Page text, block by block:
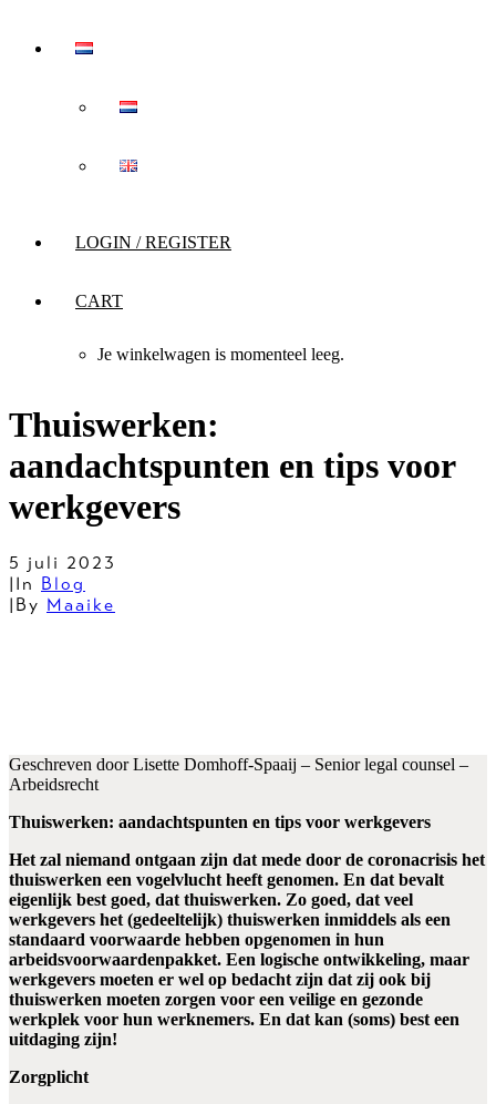
LOGIN / REGISTER
CART
Je winkelwagen is momenteel leeg.
Thuiswerken:
aandachtspunten en tips voor
werkgevers
5 juli 2023
| In Blog
| By Maaike
Geschreven door Lisette Domhoff-Spaaij – Senior legal counsel –
Arbeidsrecht
Thuiswerken: aandachtspunten en tips voor werkgevers
Het zal niemand ontgaan zijn dat mede door de coronacrisis het
thuiswerken een vogelvlucht heeft genomen. En dat bevalt
eigenlijk best goed, dat thuiswerken. Zo goed, dat veel
werkgevers het (gedeeltelijk) thuiswerken inmiddels als een
standaard voorwaarde hebben opgenomen in hun
arbeidsvoorwaardenpakket. Een logische ontwikkeling, maar
werkgevers moeten er wel op bedacht zijn dat zij ook bij
thuiswerken moeten zorgen voor een veilige en gezonde
werkplek voor hun werknemers. En dat kan (soms) best een
uitdaging zijn!
Zorgplicht